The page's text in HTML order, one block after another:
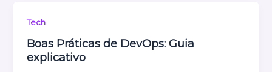
Tech
Boas Práticas de DevOps: Guia
explicativo